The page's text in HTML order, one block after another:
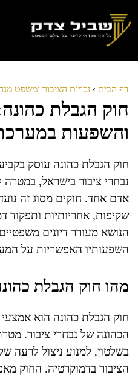
לתוכן
דף הבית › זכויות הציבור ומשפט
חוק הגבלת
והשפעות
חוק הגבלת כהונה עוסק
נבחרי ציבור בישראל, במטרה
אדם אחד. חוקים מסוג זה
שקיפות, אחריותיות ותפקוד
הנושא מעורר דיונים
השפעותיו האפשריות על
מהו חוק הגבלת
חוק הגבלת כהונה הוא
הכהונה של נבחרי ציבור.
בשלטון, למנוע ניצול לרעה
הציבור בדמוקרטיה. החוק